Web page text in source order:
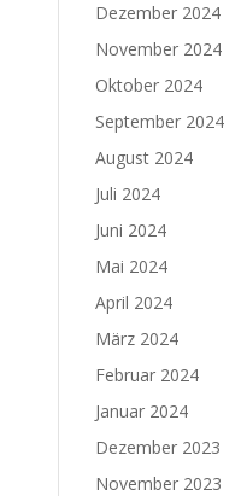
Dezember 2024
November 2024
Oktober 2024
September 2024
August 2024
Juli 2024
Juni 2024
Mai 2024
April 2024
März 2024
Februar 2024
Januar 2024
Dezember 2023
November 2023